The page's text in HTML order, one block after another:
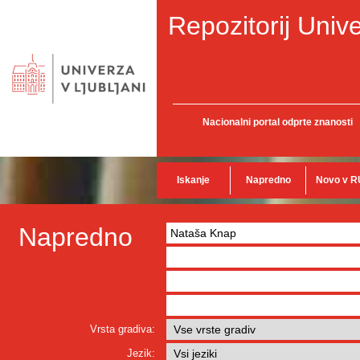
Repozitorij
Nacionalni portal odprte znanosti
Iskanje Napredno Novo v
Napredno
Vrsta gradiva:
Jezik: